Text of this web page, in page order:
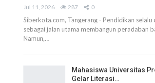
Jul 11, 2026 287 0
Siberkota.com, Tangerang - Pendidikan selalu
sebagai jalan utama membangun peradaban
Namun,…
Mahasiswa Universitas
Gelar Literasi…